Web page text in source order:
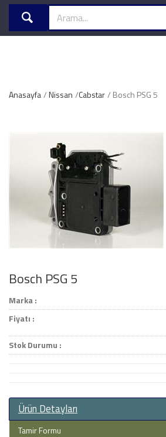
Anasayfa Nissan Cabstar Bosch PSG 5
Bosch PSG 5
Marka :
Fiyatı :
Stok Durumu :
Ürün Detayları
Tamir Formu